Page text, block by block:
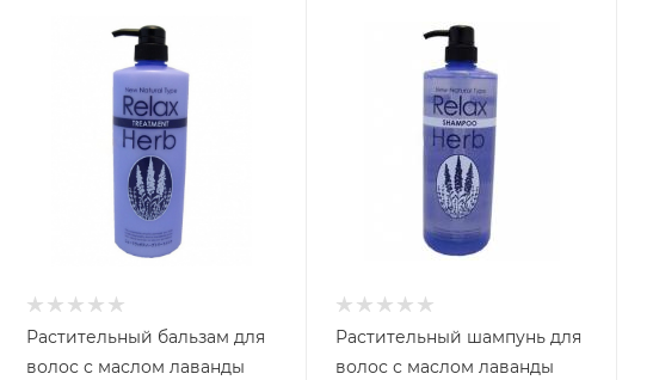
Растительный бальзам для
волос с маслом лаванды
Растительный шампунь для
волос с маслом лаванды